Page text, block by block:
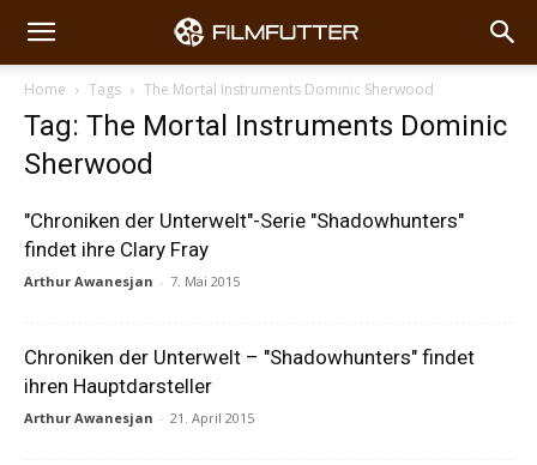
Home Tags The Mortal Instruments Dominic Sherwood
Tag: The Mortal Instruments Dominic
Sherwood
"Chroniken der Unterwelt"-Serie "Shadowhunters"
findet ihre Clary Fray
Arthur Awanesjan - 7. Mai 2015
Chroniken der Unterwelt – "Shadowhunters" findet
ihren Hauptdarsteller
Arthur Awanesjan - 21. April 2015